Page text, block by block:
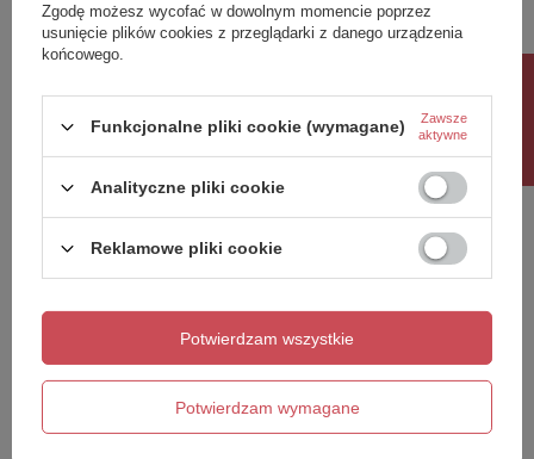
Twoja ocena:
Treść twojej opinii
Dodaj własne zdjęcie produktu:
Zgodę możesz wycofać w dowolnym momencie poprzez
usunięcie plików cookies z przeglądarki z danego urządzenia
końcowego.
Funkcjonalne pliki cookie (wymagane)
Zawsze
aktywne
Analityczne pliki cookie
Reklamowe pliki cookie
Potwierdzam wymagane
Potwierdzam wszystkie